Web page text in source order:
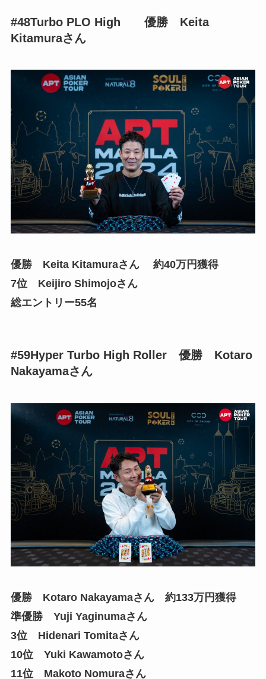
#48Turbo PLO High 優勝 Keita
Kitamuraさん
優勝 Keita Kitamuraさん 約40万円獲得
7位 Keijiro Shimojoさん
総エントリー55名
#59Hyper Turbo High Roller 優勝 Kotaro
Nakayamaさん
優勝 Kotaro Nakayamaさん 約133万円獲得
準優勝 Yuji Yaginumaさん
3位 Hidenari Tomitaさん
10位 Yuki Kawamotoさん
11位 Makoto Nomuraさん